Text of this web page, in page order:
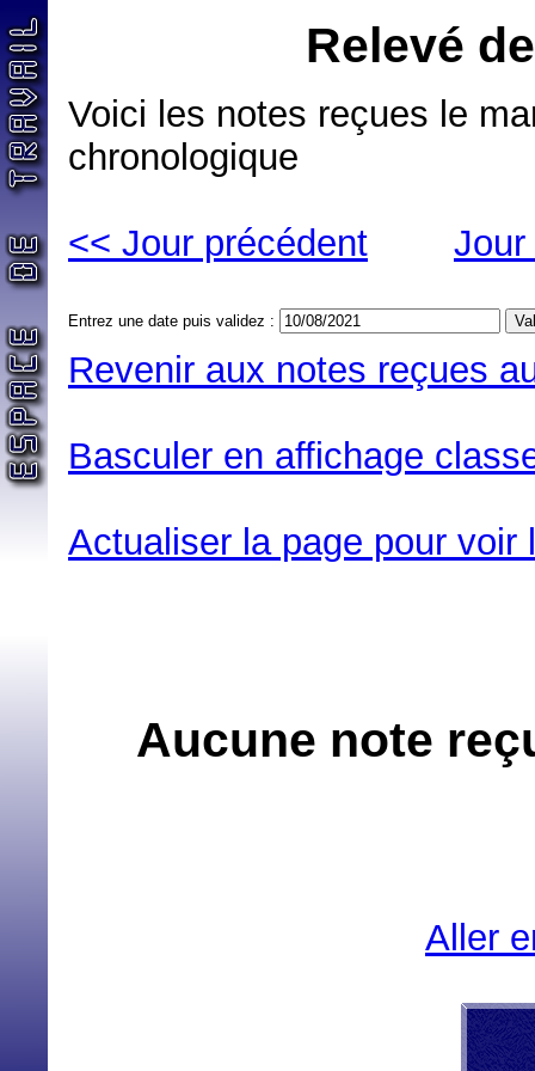
Relevé
Voici les notes reçues le
chronologique
<< Jour précédent
Entrez une date puis validez :
Revenir aux notes reçues
Basculer en affichage
Actualiser la page pour
Aucune note
Aller